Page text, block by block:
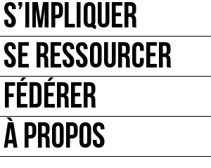
S’IMPLIQUER
SE RESSOURCER
FÉDÉRER
À PROPOS